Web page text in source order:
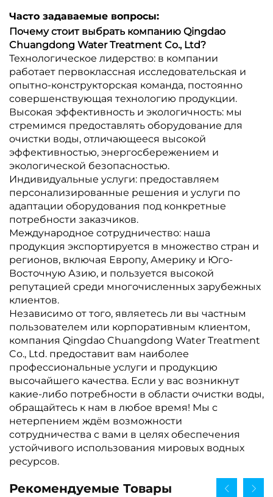
Часто задаваемые вопросы:
Почему стоит выбрать компанию Qingdao
Chuangdong Water Treatment Co., Ltd?
Технологическое лидерство: в компании
работает первоклассная исследовательская и
опытно-конструкторская команда, постоянно
совершенствующая технологию продукции.
Высокая эффективность и экологичность: мы
стремимся предоставлять оборудование для
очистки воды, отличающееся высокой
эффективностью, энергосбережением и
экологической безопасностью.
Индивидуальные услуги: предоставляем
персонализированные решения и услуги по
адаптации оборудования под конкретные
потребности заказчиков.
Международное сотрудничество: наша
продукция экспортируется в множество стран и
регионов, включая Европу, Америку и Юго-
Восточную Азию, и пользуется высокой
репутацией среди многочисленных зарубежных
клиентов.
Независимо от того, являетесь ли вы частным
пользователем или корпоративным клиентом,
компания Qingdao Chuangdong Water Treatment
Co., Ltd. предоставит вам наиболее
профессиональные услуги и продукцию
высочайшего качества. Если у вас возникнут
какие-либо потребности в области очистки воды,
обращайтесь к нам в любое время! Мы с
нетерпением ждём возможности
сотрудничества с вами в целях обеспечения
устойчивого использования мировых водных
ресурсов.
Рекомендуемые Товары